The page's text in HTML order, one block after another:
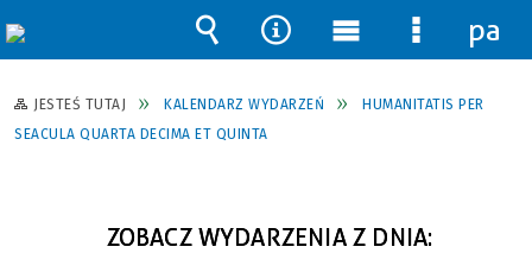
JESTEŚ TUTAJ KALENDARZ WYDARZEŃ
HUMANITATIS PER
SEACULA QUARTA DECIMA ET QUINTA
ZOBACZ WYDARZENIA Z DNIA:
Wyszukiwarka
Narzędzia
Menu
główne
Menu